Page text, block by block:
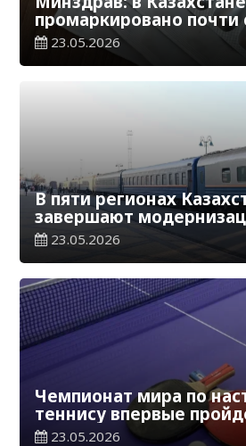
промаркировано почти
миллиард упаковок
средств
23.05.2026
В пяти регионах
завершают
вокзалов
23.05.2026
Чемпионат мира по
теннису впервые
Казахстане
23.05.2026